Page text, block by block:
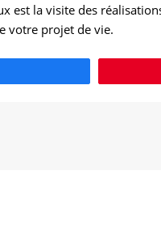
est la visite des
votre projet de vie.